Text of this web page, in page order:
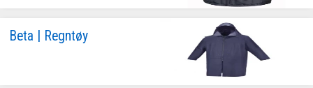
Beta | Regntøy